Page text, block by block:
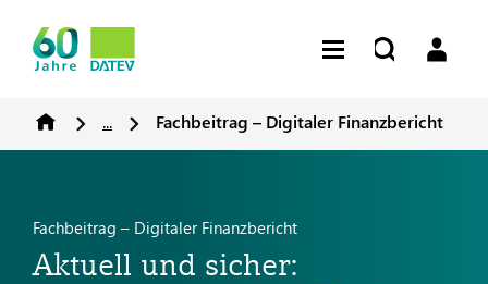
... Fachbeitrag – Digitaler Finanzbericht
Fachbeitrag – Digitaler Finanzbericht
Aktuell und sicher: